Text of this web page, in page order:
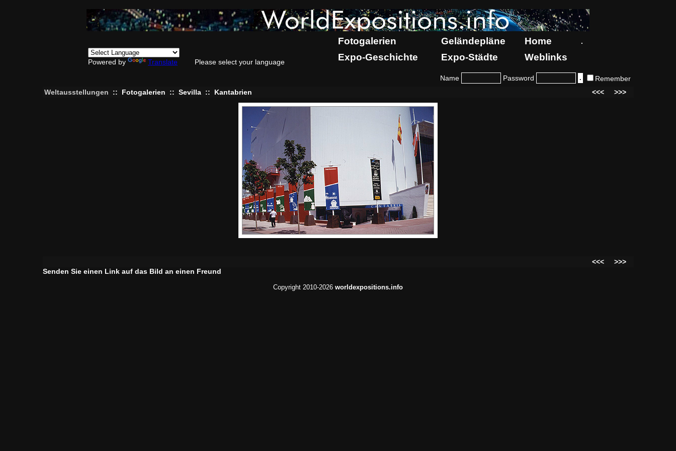
Powered by Translate Please select your language
Fotogalerien Geländepläne Home .
Expo-Geschichte Expo-Städte Weblinks
Name Password
Remember
Weltausstellungen
:: Fotogalerien :: Sevilla :: Kantabrien <<< >>>
<<<
>>>
Senden Sie einen Link auf das Bild an einen Freund
Copyright 2010-2026 worldexpositions.info